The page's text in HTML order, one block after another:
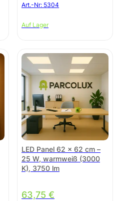
Art.-Nr: 5304
Auf Lager
LED Panel 62 × 62 cm –
25 W, warmweiß (3000
K), 3750 lm
63,75 €